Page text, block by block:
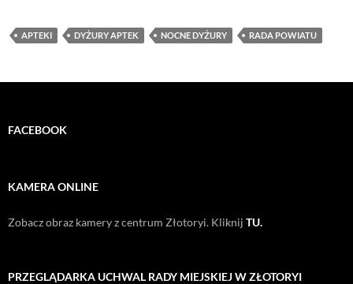
APTEKI DYŻURY APTEK NOCNE DYŻURY RADA POWIATU
FACEBOOK
KAMERA ONLINE
Zobacz obraz kamery z centrum Złotoryi. Kliknij TU.
PRZEGLĄDARKA UCHWAL RADY MIEJSKIEJ W ZŁOTORYI